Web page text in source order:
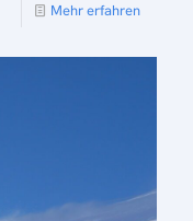
Mehr erfahren